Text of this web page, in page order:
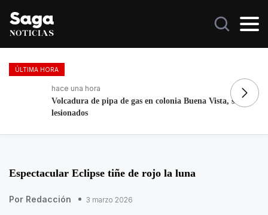
ÚLTIMA HORA
hace una hora
Volcadura de pipa de gas en colonia Buena Vista, sin
Espectacular Eclipse tiñe de rojo la luna
Por Redacción 3 marzo 2026